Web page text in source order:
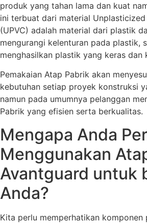
produk yang tahan lama dan kuat
ini terbuat dari material
(UPVC) adalah material dari plastik
mengurangi kelenturan pada plastik,
menghasilkan plastik yang keras dan
Pemakaian Atap Pabrik akan
kebutuhan setiap proyek konstruksi
namun pada umumnya pelanggan
Pabrik yang efisien serta berkualitas.
Mengapa Anda
Menggunakan
Avantguard untuk
Anda?
Kita perlu memperhatikan komponen